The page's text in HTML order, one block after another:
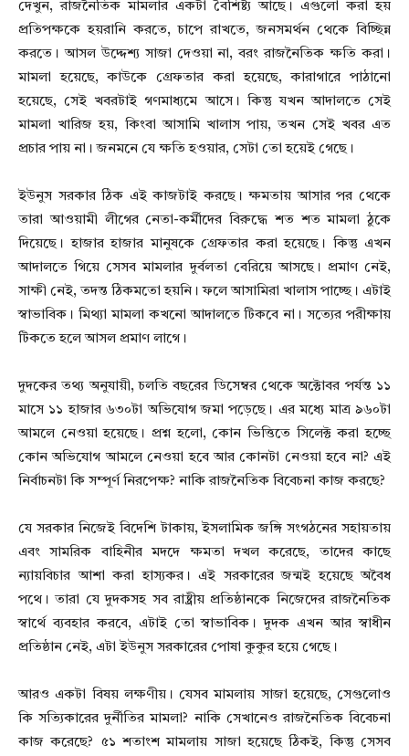
দেখুন, রাজনৈতিক মামলার একটা বৈশিষ্ট্য আছে। এগুলো করা হয়
প্রতিপক্ষকে হয়রানি করতে, চাপে রাখতে, জনসমর্থন থেকে বিচ্ছিন্ন
করতে। আসল উদ্দেশ্য সাজা দেওয়া না, বরং রাজনৈতিক ক্ষতি করা।
মামলা হয়েছে, কাউকে গ্রেফতার করা হয়েছে, কারাগারে পাঠানো
হয়েছে, সেই খবরটাই গণমাধ্যমে আসে। কিন্তু যখন আদালতে সেই
মামলা খারিজ হয়, কিংবা আসামি খালাস পায়, তখন সেই খবর এত
প্রচার পায় না। জনমনে যে ক্ষতি হওয়ার, সেটা তো হয়েই গেছে।
ইউনুস সরকার ঠিক এই কাজটাই করছে। ক্ষমতায় আসার পর থেকে
তারা আওয়ামী লীগের নেতা-কর্মীদের বিরুদ্ধে শত শত মামলা ঠুকে
দিয়েছে। হাজার হাজার মানুষকে গ্রেফতার করা হয়েছে। কিন্তু এখন
আদালতে গিয়ে সেসব মামলার দুর্বলতা বেরিয়ে আসছে। প্রমাণ নেই,
সাক্ষী নেই, তদন্ত ঠিকমতো হয়নি। ফলে আসামিরা খালাস পাচ্ছে। এটাই
স্বাভাবিক। মিথ্যা মামলা কখনো আদালতে টিকবে না। সত্যের পরীক্ষায়
টিকতে হলে আসল প্রমাণ লাগে।
দুদকের তথ্য অনুযায়ী, চলতি বছরের ডিসেম্বর থেকে অক্টোবর পর্যন্ত ১১
মাসে ১১ হাজার ৬৩০টা অভিযোগ জমা পড়েছে। এর মধ্যে মাত্র ৯৬০টা
আমলে নেওয়া হয়েছে। প্রশ্ন হলো, কোন ভিত্তিতে সিলেক্ট করা হচ্ছে
কোন অভিযোগ আমলে নেওয়া হবে আর কোনটা নেওয়া হবে না? এই
নির্বাচনটা কি সম্পূর্ণ নিরপেক্ষ? নাকি রাজনৈতিক বিবেচনা কাজ করছে?
যে সরকার নিজেই বিদেশি টাকায়, ইসলামিক জঙ্গি সংগঠনের সহায়তায়
এবং সামরিক বাহিনীর মদদে ক্ষমতা দখল করেছে, তাদের কাছে
ন্যায়বিচার আশা করা হাস্যকর। এই সরকারের জন্মই হয়েছে অবৈধ
পথে। তারা যে দুদকসহ সব রাষ্ট্রীয় প্রতিষ্ঠানকে নিজেদের রাজনৈতিক
স্বার্থে ব্যবহার করবে, এটাই তো স্বাভাবিক। দুদক এখন আর স্বাধীন
প্রতিষ্ঠান নেই, এটা ইউনুস সরকারের পোষা কুকুর হয়ে গেছে।
আরও একটা বিষয় লক্ষণীয়। যেসব মামলায় সাজা হয়েছে, সেগুলোও
কি সত্যিকারের দুর্নীতির মামলা? নাকি সেখানেও রাজনৈতিক বিবেচনা
কাজ করেছে? ৫১ শতাংশ মামলায় সাজা হয়েছে ঠিকই, কিন্তু সেসব